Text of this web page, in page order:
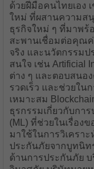
ด้วยฝีมือคนไทยเอง
ใหม่ ที่ผสานความสนุ
ธุรกิจใหม่ ๆ ที่มาพร้
สะพานเชื่อมต่อคุณ
จริง และนวัตกรรม
สนใจ เช่น Artificial
ต่าง ๆ และตอบสนอ
รวดเร็ว และช่วยใน
เหมาะสม
ธุรกรรมเกี่ยวกับกา
(ML) ที่ช่วยในเรื่อง
มาใช้ในการวิเครา
ประกันภัยจากบูทนิท
ด้านการประกันภัย